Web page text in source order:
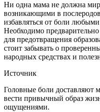
Ни одна мама не должна
возникающими в
избавляться от боли
Необходимо предварительно
для предотвращения
стоит забывать о
народных средствах и
Источник
Головные боли доставляют
вести привычный образ
ощущениями.